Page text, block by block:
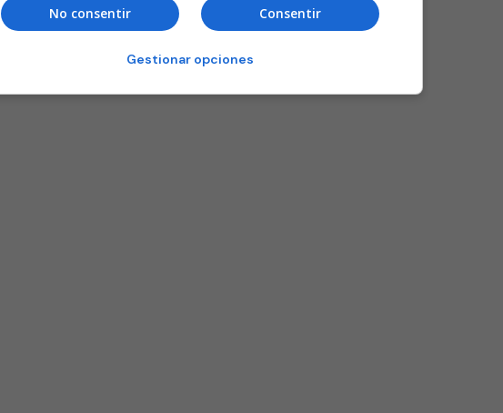
Consentir
No consentir
Gestionar opciones